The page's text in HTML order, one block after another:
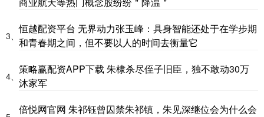
3、
恒越配资平台 无界动力张玉峰：具身智能还处于在学步期
和青春期之间，但不要以人的时间去衡量它
4、
策略赢配资APP下载 朱棣杀尽侄子旧臣，独不敢动30万
沐家军
倍悦网官网 朱祁钰曾囚禁朱祁镇，朱见深继位会为什么会